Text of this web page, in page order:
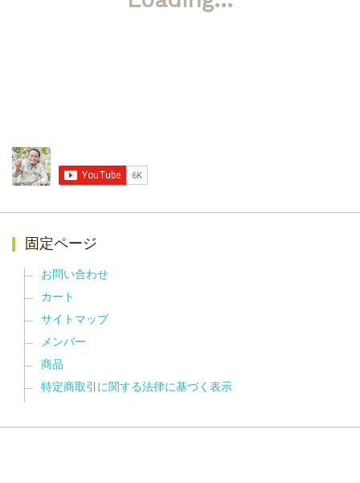
固定ページ
お問い合わせ
カート
サイトマップ
メンバー
商品
特定商取引に関する法律に基づく表示